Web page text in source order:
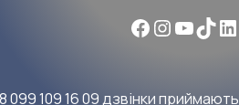
Facebook
099 109 16 09дзвінки